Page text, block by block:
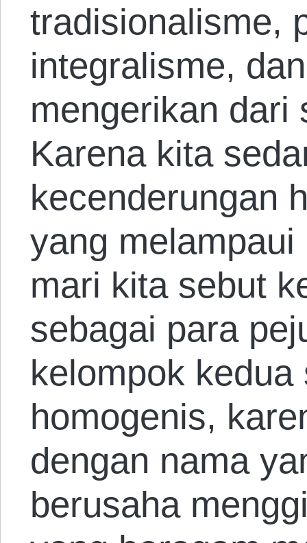
tradisionalisme,
integralisme,
mengerikan dari
Karena kita
kecenderungan
yang
mari kita sebut
sebagai para
kelompok kedua
homogenis,
dengan nama
berusaha